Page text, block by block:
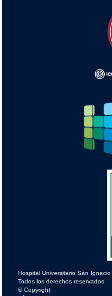
Hospital Universitario San Ignacio
Todos los derechos reservados
© Copyright